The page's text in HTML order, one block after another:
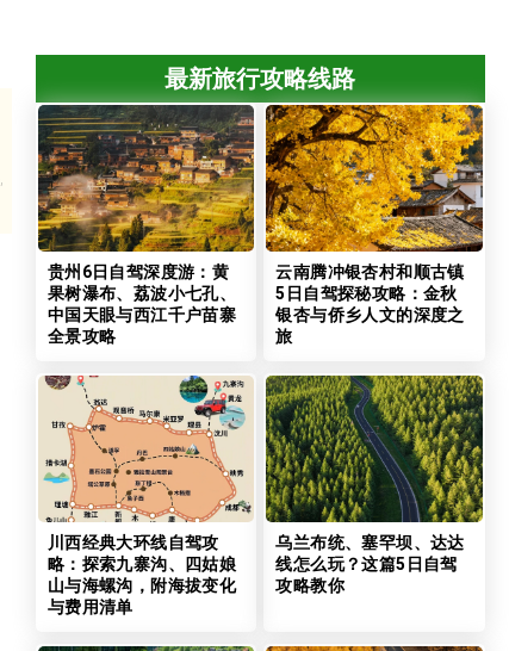
最新旅行攻略线路
贵州6日自驾深度游：黄
果树瀑布、荔波小七孔、
中国天眼与西江千户苗寨
全景攻略
云南腾冲银杏村和顺古镇
5日自驾探秘攻略：金秋
银杏与侨乡人文的深度之
旅
川西经典大环线自驾攻
略：探索九寨沟、四姑娘
山与海螺沟，附海拔变化
与费用清单
乌兰布统、塞罕坝、达达
线怎么玩？这篇5日自驾
攻略教你